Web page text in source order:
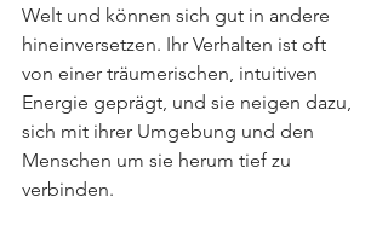
Welt und können sich gut in andere
hineinversetzen. Ihr Verhalten ist oft
von einer träumerischen, intuitiven
Energie geprägt, und sie neigen dazu,
sich mit ihrer Umgebung und den
Menschen um sie herum tief zu
verbinden.